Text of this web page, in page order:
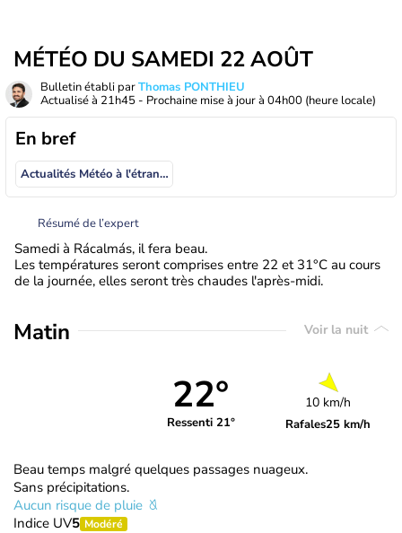
MÉTÉO DU SAMEDI 22 AOÛT
Bulletin établi parThomas PONTHIEU
Actualisé à 21h45 - Prochaine mise à jour à 04h00 (heure locale)
En bref
Actualités Météo à l'étranger
Résumé de l’expert
Samedi à Rácalmás, il fera beau.
Les températures seront comprises entre 22 et 31°C au cours
de la journée, elles seront très chaudes l'après-midi.
Matin Voir la nuit
22°
Ressenti 21°
10 km/h
Rafales25 km/h
Beau temps malgré quelques passages nuageux.
Sans précipitations.
Aucun risque de pluie
Indice UV5 Modéré